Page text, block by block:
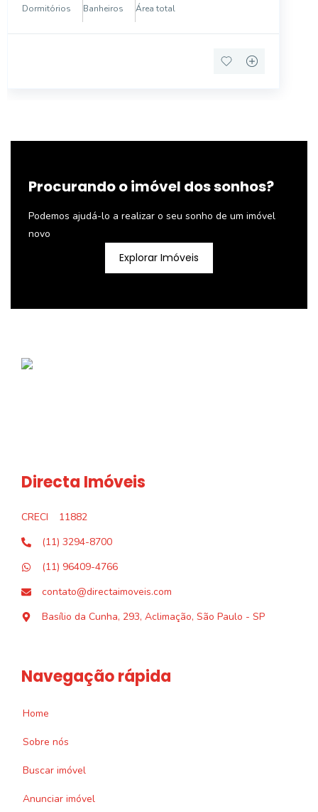
Dormitórios Banheiros Área total
Procurando o imóvel dos sonhos?
Podemos ajudá-lo a realizar o seu sonho de um imóvel
novo
Explorar Imóveis
Directa Imóveis
CRECI
11882
(11) 3294-8700
(11) 96409-4766
contato@directaimoveis.com
Basílio da Cunha, 293, Aclimação, São Paulo - SP
Navegação rápida
Home
Sobre nós
Buscar imóvel
Anunciar imóvel